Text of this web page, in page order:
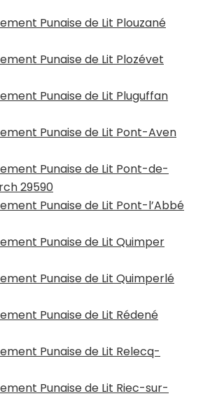
Punaise de Lit Plouzané
Punaise de Lit Plozévet
Punaise de Lit Pluguffan
Punaise de Lit Pont-Aven
Punaise de Lit Pont-de-
29590
Punaise de Lit Pont-l’Abbé
Punaise de Lit Quimper
Punaise de Lit Quimperlé
Punaise de Lit Rédené
Punaise de Lit Relecq-
Punaise de Lit Riec-sur-